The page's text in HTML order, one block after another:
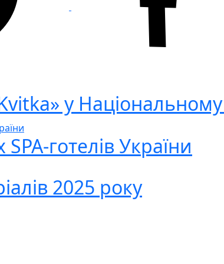
у
готелів України
2025 року